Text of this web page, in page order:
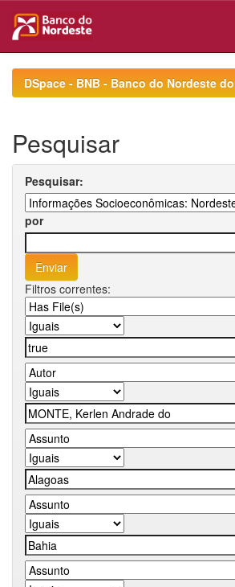
navigationDSpace - BNB - Banco do Nordeste
Pesquisar
Pesquisar:
por
Filtros correntes: